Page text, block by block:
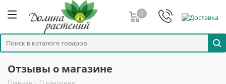
0
Отзывы о магазине